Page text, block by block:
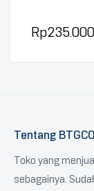
Rp235.000
Tentang
Toko yang
sebagainya.